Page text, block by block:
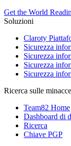
Get the World
Soluzioni
Claroty
Sicurezza
Sicurezza
Sicurezza
Sicurezza
Ricerca sulle minacce
Team82 Home
Dashboard di
Ricerca
Chiave PGP